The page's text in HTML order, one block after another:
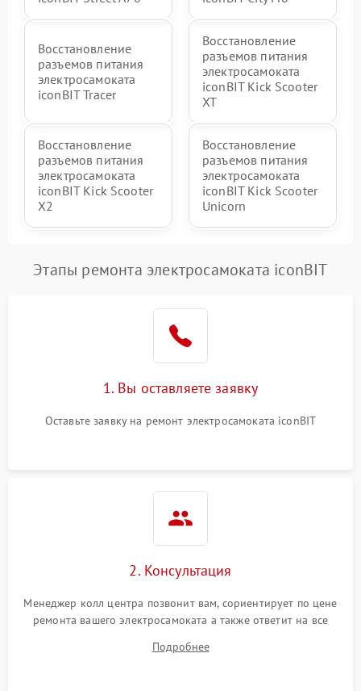
Восстановление
разъемов питания
электросамоката
iconBIT Tracer
Восстановление
разъемов питания
электросамоката
iconBIT Kick Scooter
XT
Восстановление
разъемов питания
электросамоката
iconBIT Kick Scooter
X2
Восстановление
разъемов питания
электросамоката
iconBIT Kick Scooter
Unicorn
Этапы ремонта электросамоката iconBIT
1. Вы оставляете заявку
Оставьте заявку на ремонт электросамоката iconBIT
2. Консультация
Менеджер колл центра позвонит вам, сориентирует по цене
ремонта вашего электросамоката а также ответит на все
Подробнее